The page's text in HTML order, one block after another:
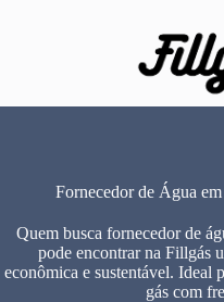
Fornecedor de Água
Quem busca fornecedor de
pode encontrar na Fillgás
econômica e sustentável. Ideal
gás com